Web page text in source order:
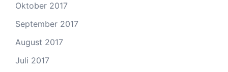
Oktober 2017
September 2017
August 2017
Juli 2017